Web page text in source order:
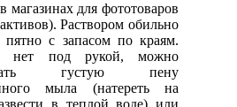
магазинах для фототоваров
Раствором обильно
пятно с запасом по краям.
нет под рукой, можно
густую пену
мыла (натереть на
в теплой воде) или